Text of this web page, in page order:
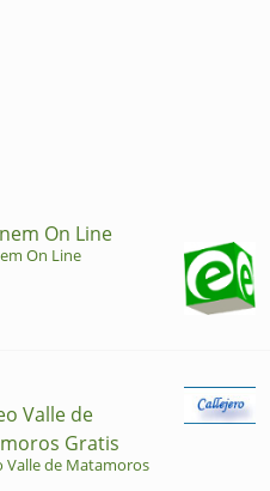
On Line
On Line
Valle de
Gratis
Valle de Matamoros